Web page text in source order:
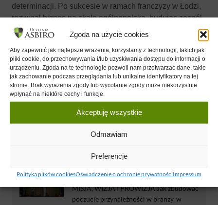
Zgoda na użycie cookies
Aby zapewnić jak najlepsze wrażenia, korzystamy z technologii, takich jak
pliki cookie, do przechowywania i/lub uzyskiwania dostępu do informacji o
urządzeniu. Zgoda na te technologie pozwoli nam przetwarzać dane, takie
jak zachowanie podczas przeglądania lub unikalne identyfikatory na tej
stronie. Brak wyrażenia zgody lub wycofanie zgody może niekorzystnie
wpłynąć na niektóre cechy i funkcje.
Akceptuję wszystkie
Odmawiam
Preferencje
Polityka plików cookiesOświadczenie o ochronie prywatnościImpressum
determinacji. Po sukcesie w ramach franczyzy w Łodzi,
rozwinął biznes na skalę ogólnopolską, budując zespół
liczący 90 agentów nieruchomości działających w
różnych regionach Polski. Jego historia to inspirujący
przykład łączenia doświadczenia, innowacji i
skutecznego zarządzania.
Kontakt
Te informacje są dostępne tylko dla aktywnych członków
Klubu ASBiRO.
02 MAR 2025
MISJA, WIZJA I PROWIZJA Jak zbudować
poczucie przynależności w branży, w